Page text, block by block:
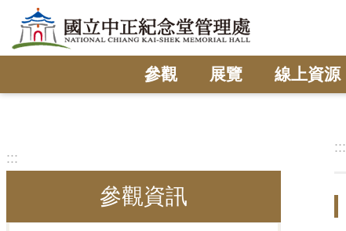
跳到主要內容區塊
參觀 展覽 線上資源
:::
參觀資訊
:::